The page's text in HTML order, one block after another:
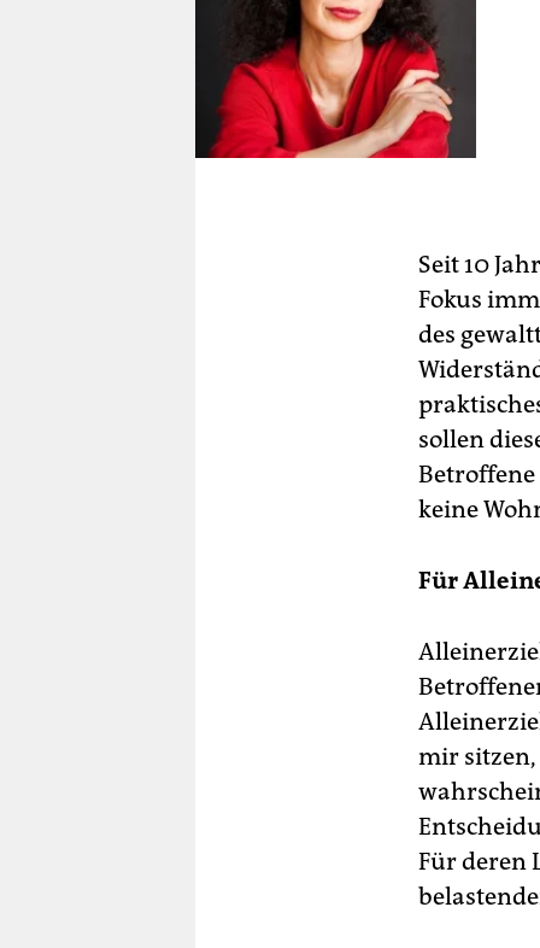
Seit 10
Fokus
des
sollen
Betroffene
keine
Für
mir sitzen,
Für deren